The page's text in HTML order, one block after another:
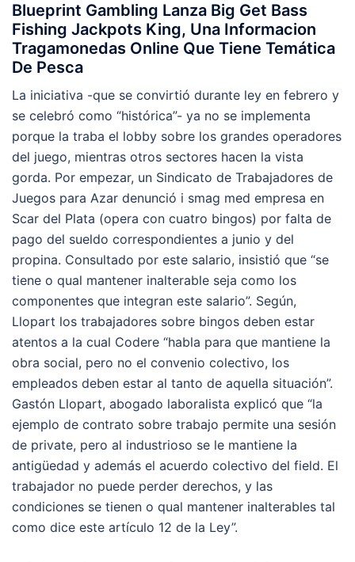
Blueprint Gambling Lanza Big Get Bass
Fishing Jackpots King, Una Informacion
Tragamonedas Online Que Tiene Temática
De Pesca
La iniciativa -que se convirtió durante ley en febrero y
se celebró como “histórica”- ya no se implementa
porque la traba el lobby sobre los grandes operadores
del juego, mientras otros sectores hacen la vista
gorda. Por empezar, un Sindicato de Trabajadores de
Juegos para Azar denunció i smag med empresa en
Scar del Plata (opera con cuatro bingos) por falta de
pago del sueldo correspondientes a junio y del
propina. Consultado por este salario, insistió que “se
tiene o qual mantener inalterable seja como los
componentes que integran este salario”. Según,
Llopart los trabajadores sobre bingos deben estar
atentos a la cual Codere “habla para que mantiene la
obra social, pero no el convenio colectivo, los
empleados deben estar al tanto de aquella situación”.
Gastón Llopart, abogado laboralista explicó que “la
ejemplo de contrato sobre trabajo permite una sesión
de private, pero al industrioso se le mantiene la
antigüedad y además el acuerdo colectivo del field. El
trabajador no puede perder derechos, y las
condiciones se tienen o qual mantener inalterables tal
como dice este artículo 12 de la Ley”.